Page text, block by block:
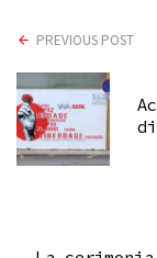
PREVIOUS POST